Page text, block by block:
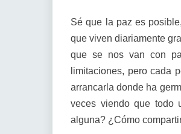
Sé que la paz es
que viven diariamente
que se nos van con
limitaciones, pero cada
arrancarla donde ha
veces viendo que todo
alguna? ¿Cómo